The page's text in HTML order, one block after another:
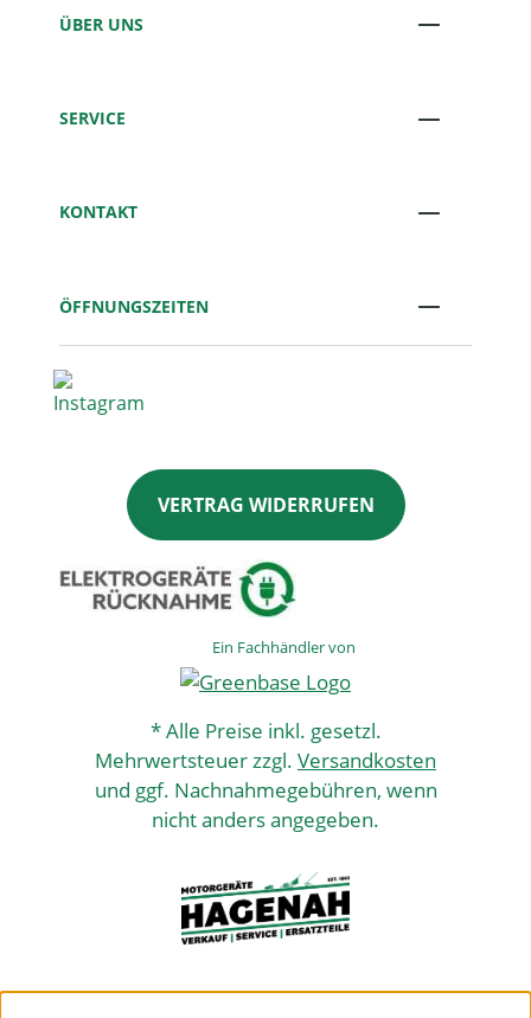
ÜBER UNS
SERVICE
KONTAKT
ÖFFNUNGSZEITEN
VERTRAG WIDERRUFEN
Ein Fachhändler von
* Alle Preise inkl. gesetzl.
Mehrwertsteuer zzgl. Versandkosten
und ggf. Nachnahmegebühren, wenn
nicht anders angegeben.